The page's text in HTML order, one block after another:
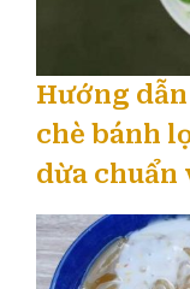
Hướng
chè bánh
dừa chuẩn
08 / 2026